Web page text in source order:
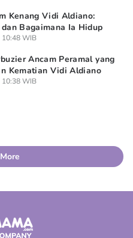
Kenang Vidi Aldiano:
Bagaimana Ia Hidup
10:48 WIB
Ancam Peramal yang
Kematian Vidi Aldiano
10:38 WIB